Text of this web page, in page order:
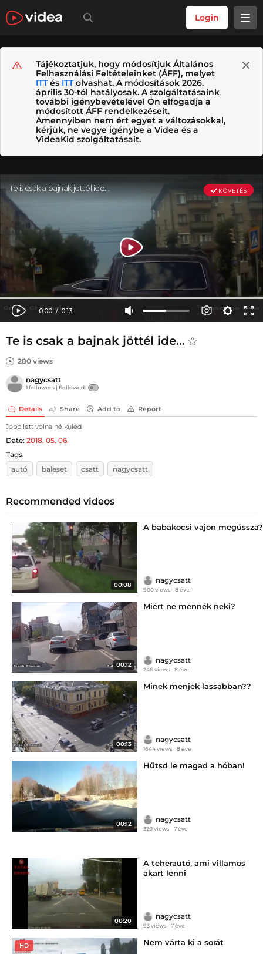
Login
Tájékoztatjuk, hogy módosítjuk Általános
Felhasználási Feltételeinket (ÁFF), melyet
ITTés ITTolvashat. A módosítások 2026.
április 30-tól hatályosak. A szolgáltatásaink
további igénybevételével Ön elfogadja a
módosított ÁFF rendelkezéseit.
Amennyiben nem ért egyet a változásokkal,
kérjük, ne vegye igénybe a Videa és a
VideaKid szolgáltatásait.
Te is csak a bajnak jöttél ide...
280 views
nagycsatt
1 followers | Followed:
Details Share Add to Report
Jobb lett volna nélküled
Date: 2018. 05. 06.
Tags:
autó
baleset csatt nagycsatt
Recommended videos
00:08
A babakocsi vajon megússza?
nagycsatt
900 views 8 éve
00:12
Miért ne mennék neki?
nagycsatt
246 views 8 éve
00:13
Minek menjek lassabban??
nagycsatt
1644 views 8 éve
00:12
Hűtsd le magad a hóban!
nagycsatt
320 views 7 éve
00:20
A teherautó, ami villamos
akart lenni
nagycsatt
93 views 7 éve
HD Nem várta ki a sorát